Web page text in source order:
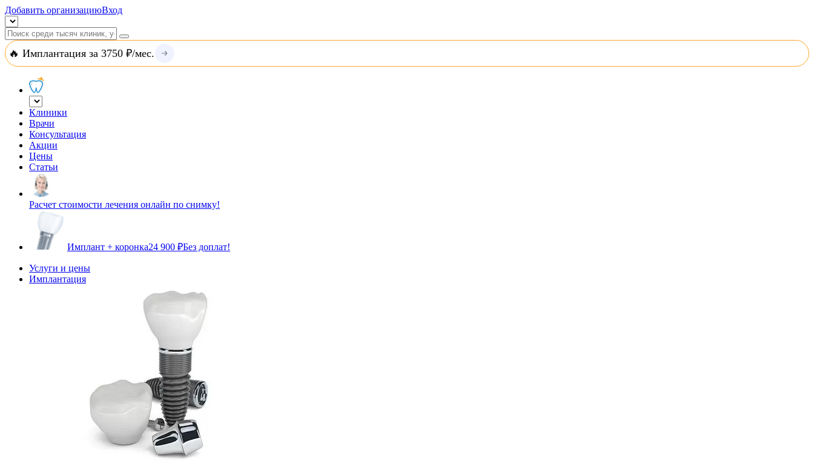
Добавить организациюВход
🔥 Имплантация за 3750 ₽/мес.
Клиники
Врачи
Консультация
Акции
Цены
Статьи
Расчет стоимости лечения онлайн по снимку!
Имплант + коронка24 900 ₽Без доплат!
Услуги и цены
Имплантация